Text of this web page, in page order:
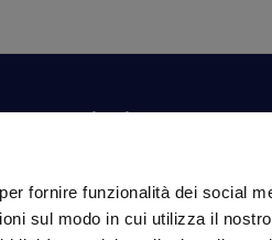
fornire funzionalità dei social
sul modo in cui utilizza il
Condizioni di vendita
Pagamenti
Iscriviti